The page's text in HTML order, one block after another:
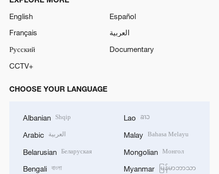
English
Español
Français
العربية
Русский
Documentary
CCTV+
CHOOSE YOUR LANGUAGE
Albanian Shqip
Arabic العربية
Belarusian Беларуская
Bengali বাংলা
Lao ລາວ
Malay Bahasa Melayu
Mongolian Монгол
Myanmar မြန်မာဘာသာ